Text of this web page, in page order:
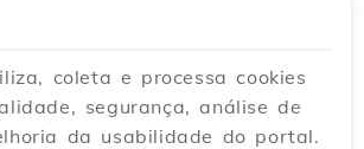
coleta e processa cookies
segurança, análise de
da usabilidade do portal.